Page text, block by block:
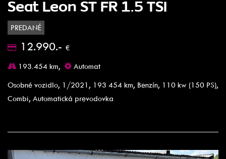
Seat Leon ST FR 1.5 TSI
PREDANÉ
12.990.- €
193.454 km,
Automat
Osobné vozidlo, 1/2021, 193 454 km, Benzín, 110 kw (150 PS),
Combi, Automatická prevodovka